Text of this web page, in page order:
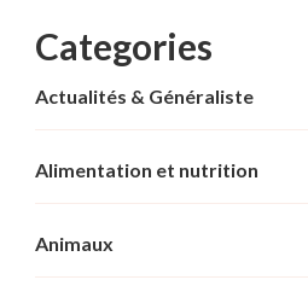
Categories
Actualités & Généraliste
Alimentation et nutrition
Animaux